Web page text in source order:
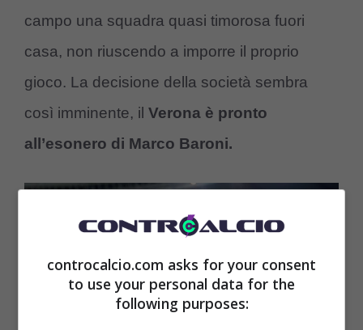
campo una squadra quasi timorosa fuori
casa, non riuscendo a imporre il proprio
gioco. La decisione della società sembra
così imminente, il Verona è pronto
all’esonero di Marco Baroni.
controcalcio.com asks for your consent
to use your personal data for the
following purposes: